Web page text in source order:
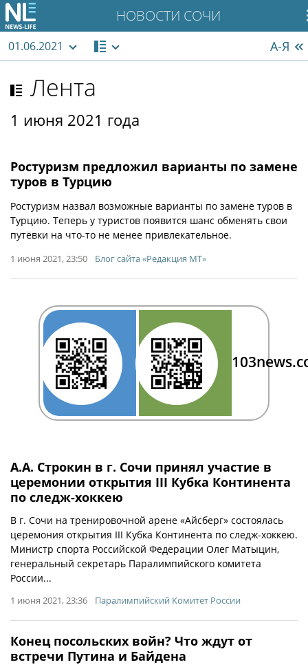
НОВОСТИ СОЧИ
01.06.2021 А-Я
Лента
1 июня 2021 года
Ростуризм предложил варианты по замене
туров в Турцию
Ростуризм назвал возможные варианты по замене туров в
Турцию. Теперь у туристов появится шанс обменять свои
путёвки на что-то не менее привлекательное.
1 июня 2021, 23:50 Блог сайта «Редакция МТ»
А.А. Строкин в г. Сочи принял участие в
церемонии открытия III Кубка Континента
по следж-хоккею
В г. Сочи на тренировочной арене «Айсберг» состоялась
церемония открытия III Кубка Континента по следж-хоккею.
Министр спорта Российской Федерации Олег Матыцин,
генеральный секретарь Паралимпийского комитета
России...
1 июня 2021, 23:36 Паралимпийский Комитет России
Конец посольских войн? Что ждут от
встречи Путина и Байдена